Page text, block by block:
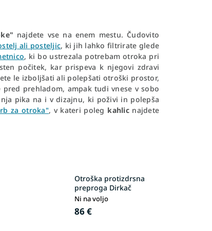
najdete vse na enem mestu. Čudovito
ali posteljic, ki jih lahko filtrirate glede
, ki bo ustrezala potrebam otroka pri
počitek, kar prispeva k njegovi zdravi
le izboljšati ali polepšati otroški prostor,
prehladom, ampak tudi vnese v sobo
pika na i v dizajnu, ki poživi in polepša
za otroka", v kateri poleg kahlicnajdete
Otroška protizdrsna
preproga Dirkač
Ni na voljo
86 €